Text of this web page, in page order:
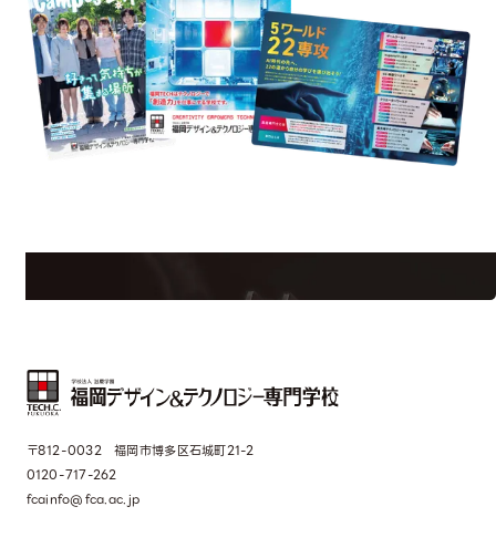
Information
〒812-0032 福岡市博多区石城町21-2
0120-717-262
fcainfo@fca.ac.jp